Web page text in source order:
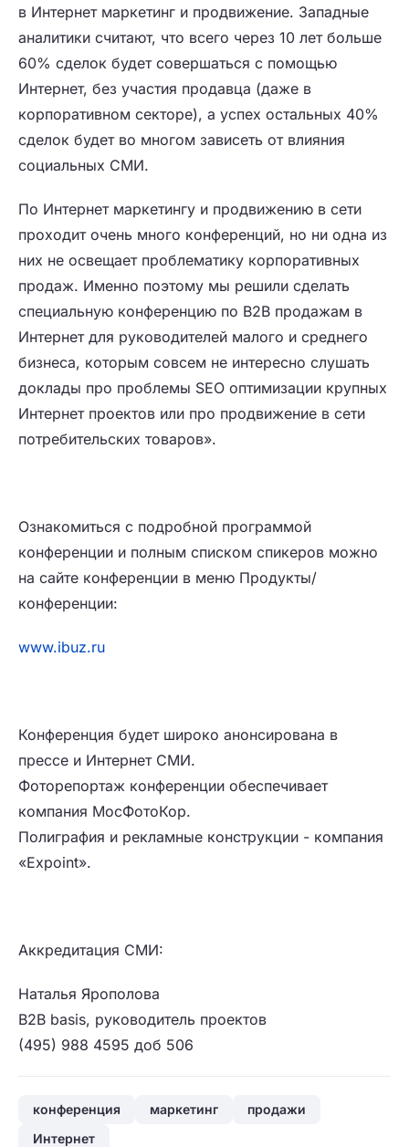
в Интернет маркетинг и продвижение. Западные
аналитики считают, что всего через 10 лет больше
60% сделок будет совершаться с помощью
Интернет, без участия продавца (даже в
корпоративном секторе), а успех остальных 40%
сделок будет во многом зависеть от влияния
социальных СМИ.
По Интернет маркетингу и продвижению в сети
проходит очень много конференций, но ни одна из
них не освещает проблематику корпоративных
продаж. Именно поэтому мы решили сделать
специальную конференцию по B2B продажам в
Интернет для руководителей малого и среднего
бизнеса, которым совсем не интересно слушать
доклады про проблемы SEO оптимизации крупных
Интернет проектов или про продвижение в сети
потребительских товаров».
Ознакомиться с подробной программой
конференции и полным списком спикеров можно
на сайте конференции в меню Продукты/
конференции:
www.ibuz.ru
Конференция будет широко анонсирована в
прессе и Интернет СМИ.
Фоторепортаж конференции обеспечивает
компания МосФотоКор.
Полиграфия и рекламные конструкции - компания
«Еxpoint».
Аккредитация СМИ:
Наталья Ярополова
B2B basis, руководитель проектов
(495) 988 4595 доб 506
конференция маркетинг
продажи
Интернет